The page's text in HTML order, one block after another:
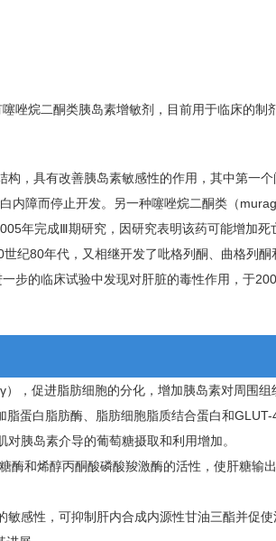
唑烷二酮类胰岛素增敏剂，目前用于临床的
，具有改善胰岛素敏感性的作用，其中第一
内障而停止开发。另一种噻唑烷二酮类（
年完成Ⅲ期研究，因研究表明该药可能增加死
纪80年代，又相继开发了吡格列酮、曲格列
步的临床试验中发现对肝脏的毒性作用，于
，促进脂肪细胞的分化，增加胰岛素对周围
蛋白脂肪酶、脂肪细胞脂质结合蛋白和
胰岛素介导的葡萄糖摄取和利用增加。
和烯醇丙酮酸磷酸羧激酶的活性，使肝糖输
感性，可抑制肝内合成内源性甘油三酯并促